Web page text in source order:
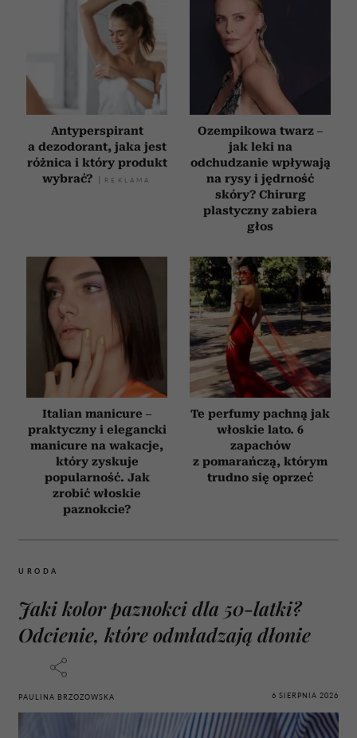
Antyperspirant
a dezodorant, jaka jest
różnica i który produkt
wybrać?
Ozempikowa twarz –
jak leki na
odchudzanie wpływają
na rysy i jędrność
skóry? Chirurg
plastyczny zabiera
głos
Italian manicure –
praktyczny i elegancki
manicure na wakacje,
który zyskuje
popularność. Jak
zrobić włoskie
paznokcie?
Te perfumy pachną jak
włoskie lato. 6
zapachów
z pomarańczą, którym
trudno się oprzeć
URODA
Jaki kolor paznokci dla 50-latki?
Odcienie, które odmładzają dłonie
PAULINA BRZOZOWSKA 6 SIERPNIA 2026